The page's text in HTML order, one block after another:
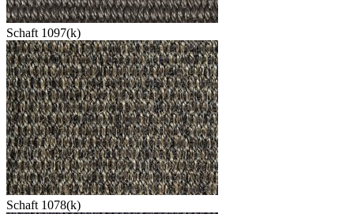
Schaft 1097(k)
Schaft 1078(k)